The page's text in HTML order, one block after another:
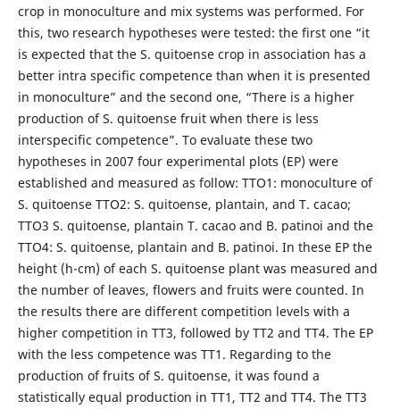
crop in monoculture and mix systems was performed. For
this, two research hypotheses were tested: the first one “it
is expected that the S. quitoense crop in association has a
better intra specific competence than when it is presented
in monoculture” and the second one, “There is a higher
production of S. quitoense fruit when there is less
interspecific competence”. To evaluate these two
hypotheses in 2007 four experimental plots (EP) were
established and measured as follow: TTO1: monoculture of
S. quitoense TTO2: S. quitoense, plantain, and T. cacao;
TTO3 S. quitoense, plantain T. cacao and B. patinoi and the
TTO4: S. quitoense, plantain and B. patinoi. In these EP the
height (h-cm) of each S. quitoense plant was measured and
the number of leaves, flowers and fruits were counted. In
the results there are different competition levels with a
higher competition in TT3, followed by TT2 and TT4. The EP
with the less competence was TT1. Regarding to the
production of fruits of S. quitoense, it was found a
statistically equal production in TT1, TT2 and TT4. The TT3